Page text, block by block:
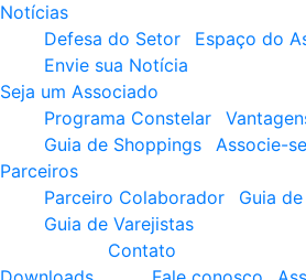
Notícias
Defesa do Setor
Espaço do
Envie sua Notícia
Seja um Associado
Programa Constelar
Guia de Shoppings
Associe-se
Parceiros
Parceiro Colaborador
Guia
Guia de Varejistas
Contato